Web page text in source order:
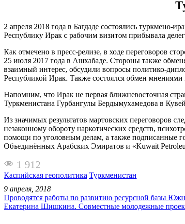
2 апреля 2018 года в Багдаде состоялись туркмено-
Республику Ирак с рабочим визитом прибывала
Как отмечено в пресс-релизе, в ходе переговоров
25 июля 2017 года в Ашхабаде. Стороны также
взаимный интерес, обсудили вопросы политико-
Республикой Ирак. Также состоялся обмен мнениями
Напомним, что Ирак не первая ближневосточная
Туркменистана Гурбангулы Бердымухамедова в
Из значимых результатов мартовских переговоров
незаконному обороту наркотических средств,
помощи по уголовным делам, а также подписанные
Объединённых Арабских Эмиратов и «Kuwait
1 912
Каспийская геополитика Туркменистан
9 апреля, 2018
Проводятся работы по развитию ресурсной базы
Екатерина Шишкина. Совместные молодежные